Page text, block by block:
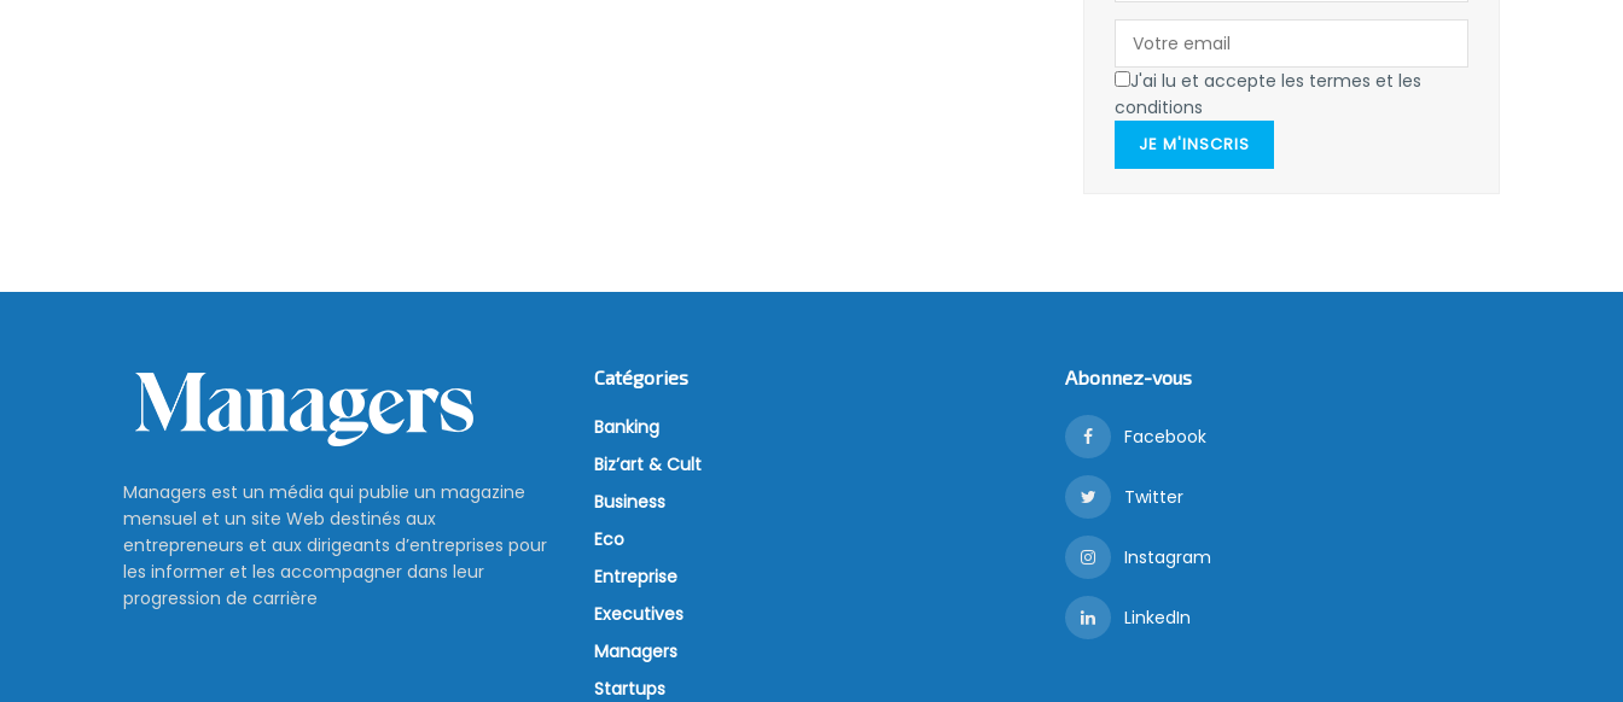
J'ai lu et accepte les termes et les
conditions
JE M'INSCRIS
Managers est un média qui publie un magazine
mensuel et un site Web destinés aux
entrepreneurs et aux dirigeants d’entreprises pour
les informer et les accompagner dans leur
progression de carrière
Catégories
Banking
Biz’art & Cult
Business
Eco
Entreprise
Executives
Managers
Startups
Abonnez-vous
Facebook
Twitter
Instagram
LinkedIn